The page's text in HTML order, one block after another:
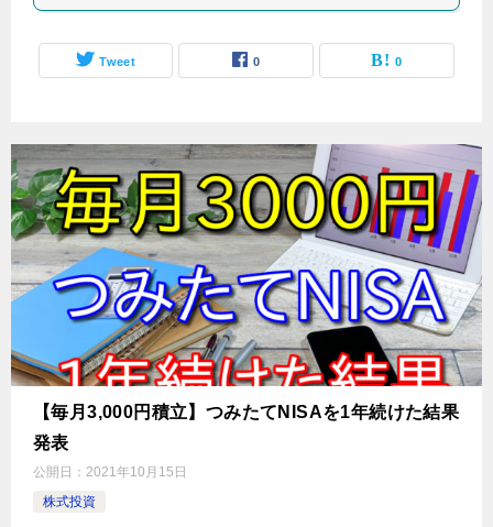
Tweet 0 0
【毎月3,000円積立】つみたてNISAを1年続けた結果
発表
公開日： 2021年10月15日
株式投資